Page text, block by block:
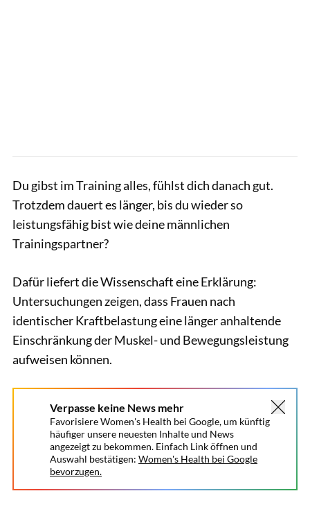
Du gibst im Training alles, fühlst dich danach gut.
Trotzdem dauert es länger, bis du wieder so
leistungsfähig bist wie deine männlichen
Trainingspartner?
Dafür liefert die Wissenschaft eine Erklärung:
Untersuchungen zeigen, dass Frauen nach
identischer Kraftbelastung eine länger anhaltende
Einschränkung der Muskel- und Bewegungsleistung
aufweisen können.
Verpasse keine News mehr
Favorisiere Women's Health bei Google, um künftig
häufiger unsere neuesten Inhalte und News
angezeigt zu bekommen. Einfach Link öffnen und
Auswahl bestätigen: Women's Health bei Google
bevorzugen.